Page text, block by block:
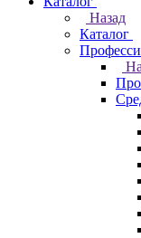
Назад
Каталог